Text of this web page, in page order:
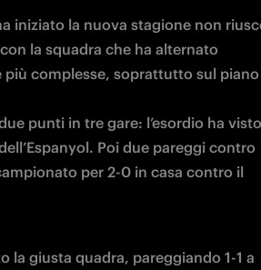
la squadra che ha alternato
complesse, soprattutto sul piano
punti in tre gare: l’esordio ha visto i
Poi due pareggi contro
per 2-0 in casa contro il
il Rayo Vallecano, grazie alla